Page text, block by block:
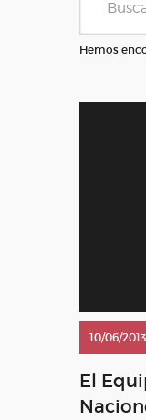
Hemos
10/06/2013
El